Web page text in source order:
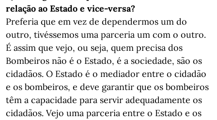
relação ao Estado e vice-versa?
Preferia que em vez de dependermos um do
outro, tivéssemos uma parceria um com o outro.
É assim que vejo, ou seja, quem precisa dos
Bombeiros não é o Estado, é a sociedade, são os
cidadãos. O Estado é o mediador entre o cidadão
e os bombeiros, e deve garantir que os bombeiros
têm a capacidade para servir adequadamente os
cidadãos. Vejo uma parceria entre o Estado e os